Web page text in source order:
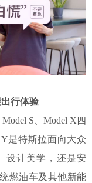
行体验
S、Model X四
是特斯拉面向大众
设计美学，还是安
燃油车及其他新能